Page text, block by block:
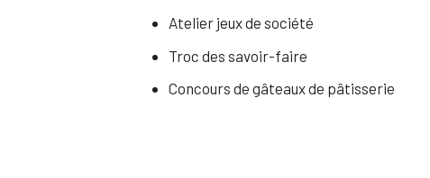
Atelier jeux de société
Troc des savoir-faire
Concours de gâteaux de pâtisserie